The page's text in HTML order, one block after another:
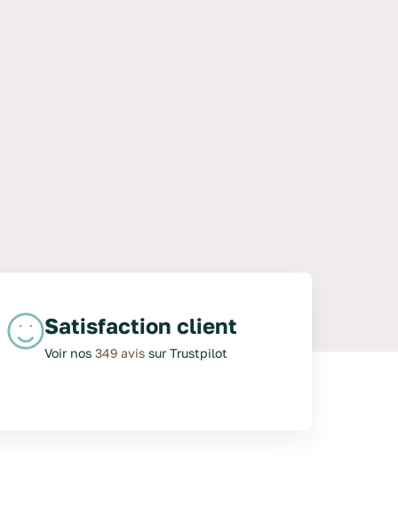
Satisfaction client
Voir nos 349 avissur Trustpilot